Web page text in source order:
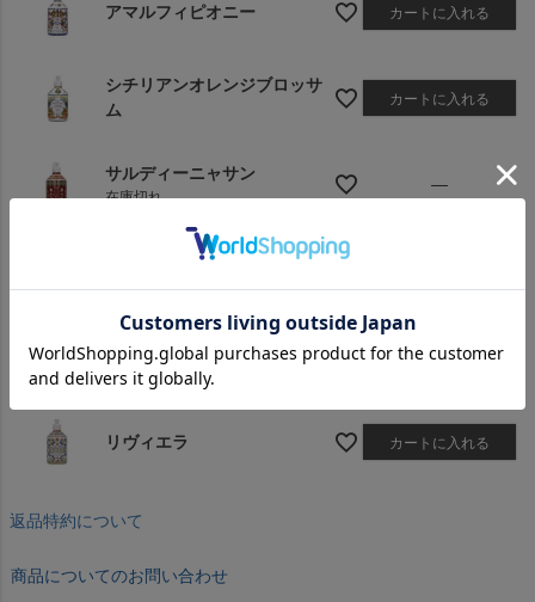
アマルフィピオニー カートに入れる
シチリアンオレンジブロッサ
ム
カートに入れる
サルディーニャサン
在庫切れ
—
アドリアティコ
在庫切れ
—
リヴィエラ カートに入れる
返品特約について
商品についてのお問い合わせ